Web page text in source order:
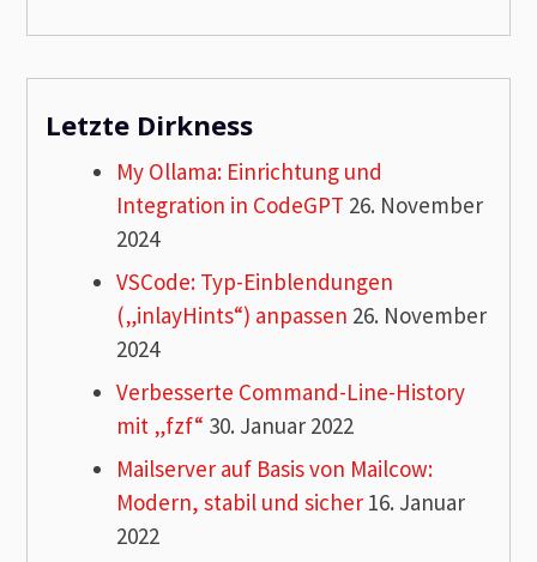
Letzte Dirkness
My Ollama: Einrichtung und
Integration in CodeGPT 26. November
2024
VSCode: Typ-Einblendungen
(„inlayHints“) anpassen 26. November
2024
Verbesserte Command-Line-History
mit „fzf“ 30. Januar 2022
Mailserver auf Basis von Mailcow:
Modern, stabil und sicher 16. Januar
2022